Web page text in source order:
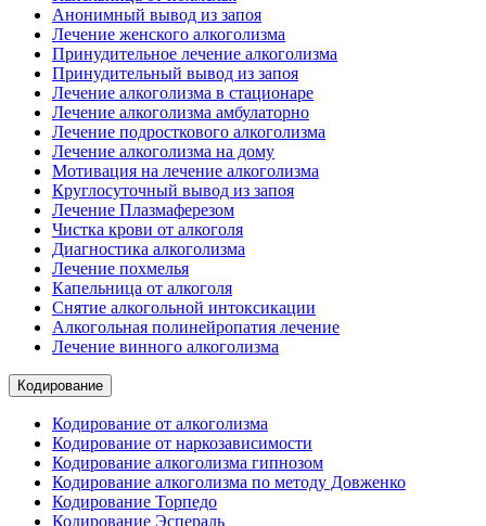
Анонимный вывод из запоя
Лечение женского алкоголизма
Принудительное лечение алкоголизма
Принудительный вывод из запоя
Лечение алкоголизма в стационаре
Лечение алкоголизма амбулаторно
Лечение подросткового алкоголизма
Лечение алкоголизма на дому
Мотивация на лечение алкоголизма
Круглосуточный вывод из запоя
Лечение Плазмаферезом
Чистка крови от алкоголя
Диагностика алкоголизма
Лечение похмелья
Капельница от алкоголя
Снятие алкогольной интоксикации
Алкогольная полинейропатия лечение
Лечение винного алкоголизма
Кодирование
Кодирование от алкоголизма
Кодирование от наркозависимости
Кодирование алкоголизма гипнозом
Кодирование алкоголизма по методу Довженко
Кодирование Торпедо
Кодирование Эспераль